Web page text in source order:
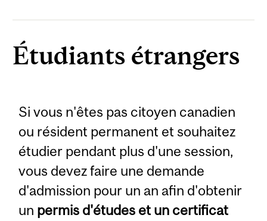
Étudiants étrangers
Si vous n'êtes pas citoyen canadien
ou résident permanent et souhaitez
étudier pendant plus d'une session,
vous devez faire une demande
d'admission pour un an afin d'obtenir
un permis d'études et un certificat